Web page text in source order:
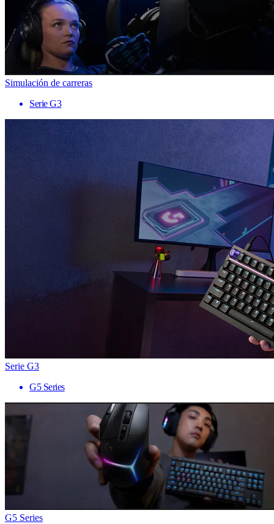
Simulación de carreras
Serie G3
Serie G3
G5 Series
G5 Series